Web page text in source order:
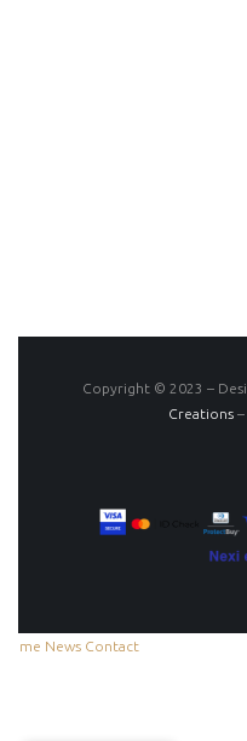
Copyright © 2023 –
Creations–
Home News Contact